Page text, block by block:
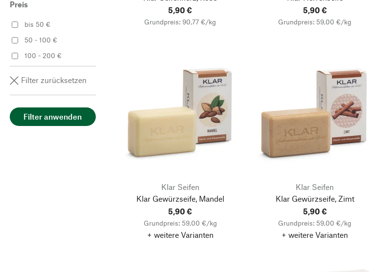
Preis
bis 50 €
50 - 100 €
100 - 200 €
Filter zurücksetzen
Filter anwenden
5,90 €
Grundpreis: 90,77 €/kg
5,90 €
Grundpreis: 59,00 €/kg
Klar Seifen
Klar Gewürzseife, Mandel
5,90 €
Grundpreis: 59,00 €/kg
+ weitere Varianten
Klar Seifen
Klar Gewürzseife, Zimt
5,90 €
Grundpreis: 59,00 €/kg
+ weitere Varianten